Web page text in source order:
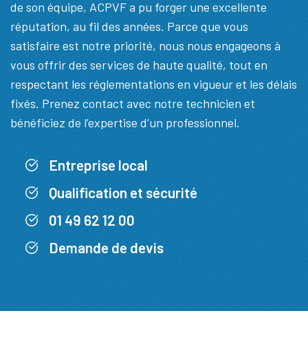
de son équipe, ACPVF a pu forger une excellente
réputation, au fil des années. Parce que vous
satisfaire est notre priorité, nous nous engageons à
vous offrir des services de haute qualité, tout en
respectant les réglementations en vigueur et les délais
fixés. Prenez contact avec notre technicien et
bénéficiez de l’expertise d’un professionnel.
Entreprise local
Qualification et sécurité
01 49 62 12 00
Demande de devis